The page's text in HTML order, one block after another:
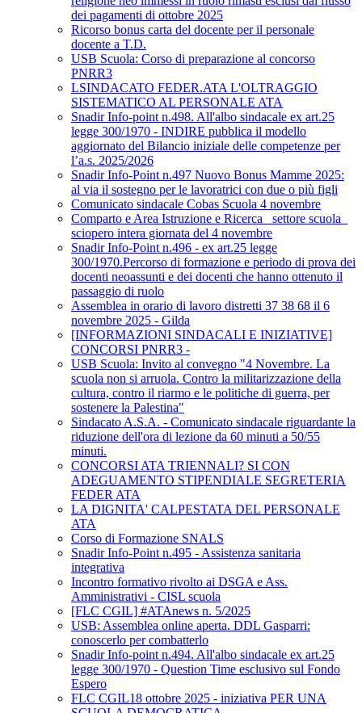
dei pagamenti di ottobre 2025
Ricorso bonus carta del docente per il personale
docente a T.D.
USB Scuola: Corso di preparazione al concorso
PNRR3
LSINDACATO FEDER.ATA L'OLTRAGGIO
SISTEMATICO AL PERSONALE ATA
Snadir Info-point n.498. All'albo sindacale ex art.25
legge 300/1970 - INDIRE pubblica il modello
aggiornato del Bilancio iniziale delle competenze per
l’a.s. 2025/2026
Snadir Info-Point n.497 Nuovo Bonus Mamme 2025:
al via il sostegno per le lavoratrici con due o più figli
Comunicato sindacale Cobas Scuola 4 novembre
Comparto e Area Istruzione e Ricerca_ settore scuola_
sciopero intera giornata del 4 novembre
Snadir Info-Point n.496 - ex art.25 legge
300/1970.Percorso di formazione e periodo di prova dei
docenti neoassunti e dei docenti che hanno ottenuto il
passaggio di ruolo
Assemblea in orario di lavoro distretti 37 38 68 il 6
novembre 2025 - Gilda
[INFORMAZIONI SINDACALI E INIZIATIVE]
CONCORSI PNRR3 -
USB Scuola: Invito al convegno "4 Novembre. La
scuola non si arruola. Contro la militarizzazione della
cultura, contro il riarmo e le politiche di guerra, per
sostenere la Palestina"
Sindacato A.S.A. - Comunicato sindacale riguardante la
riduzione dell'ora di lezione da 60 minuti a 50/55
minuti.
CONCORSI ATA TRIENNALI? SI CON
ADEGUAMENTO STIPENDIALE SEGRETERIA
FEDER ATA
LA DIGNITA' CALPESTATA DEL PERSONALE
ATA
Corso di Formazione SNALS
Snadir Info-Point n.495 - Assistenza sanitaria
integrativa
Incontro formativo rivolto ai DSGA e Ass.
Amministrativi - CISL scuola
[FLC CGIL] #ATAnews n. 5/2025
USB: Assemblea online aperta. DDL Gasparri:
conoscerlo per combatterlo
Snadir Info-point n.494. All'albo sindacale ex art.25
legge 300/1970 - Question Time esclusivo sul Fondo
Espero
FLC CGIL18 ottobre 2025 - iniziativa PER UNA